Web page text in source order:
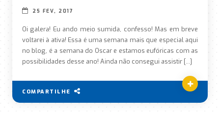
25 FEV, 2017
Oi galera! Eu ando meio sumida, confesso! Mas em breve
voltarei à ativa! Essa é uma semana mais que especial aqui
no blog, é a semana do Oscar e estamos eufóricas com as
possibilidades desse ano! Ainda não consegui assistir […]
COMPARTILHE